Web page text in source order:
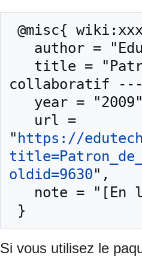
collaboratif ---
" https://
oldid=9630",
Si vous utilisez le